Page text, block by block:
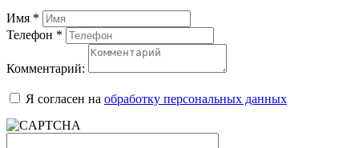
Имя *
Телефон *
Комментарий:
Я согласен на обработку персональных данных